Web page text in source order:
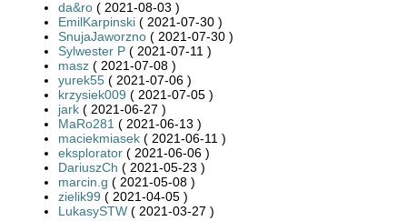
da&ro ( 2021-08-03 )
EmilKarpinski ( 2021-07-30 )
SnujaJaworzno ( 2021-07-30 )
Sylwester P ( 2021-07-11 )
masz ( 2021-07-08 )
yurek55 ( 2021-07-06 )
krzysiek009 ( 2021-07-05 )
jark ( 2021-06-27 )
MaRo281 ( 2021-06-13 )
maciekmiasek ( 2021-06-11 )
eksplorator ( 2021-06-06 )
DariuszCh ( 2021-05-23 )
marcin.g ( 2021-05-08 )
zielik99 ( 2021-04-05 )
LukasySTW ( 2021-03-27 )